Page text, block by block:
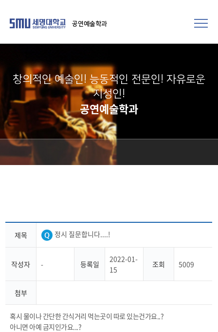
공연예술학과
창의적인 예술인! 능동적인 전문인! 자유로운
지성인!
공연예술학과
제목 정시 질문합니다....!
작성자 - 등록일
2022-01-
15
조회 5009
첨부
혹시 물이나 간단한 간식거리 먹는곳이 따로 있는건가요..?
아니면 아예 금지인가요...?